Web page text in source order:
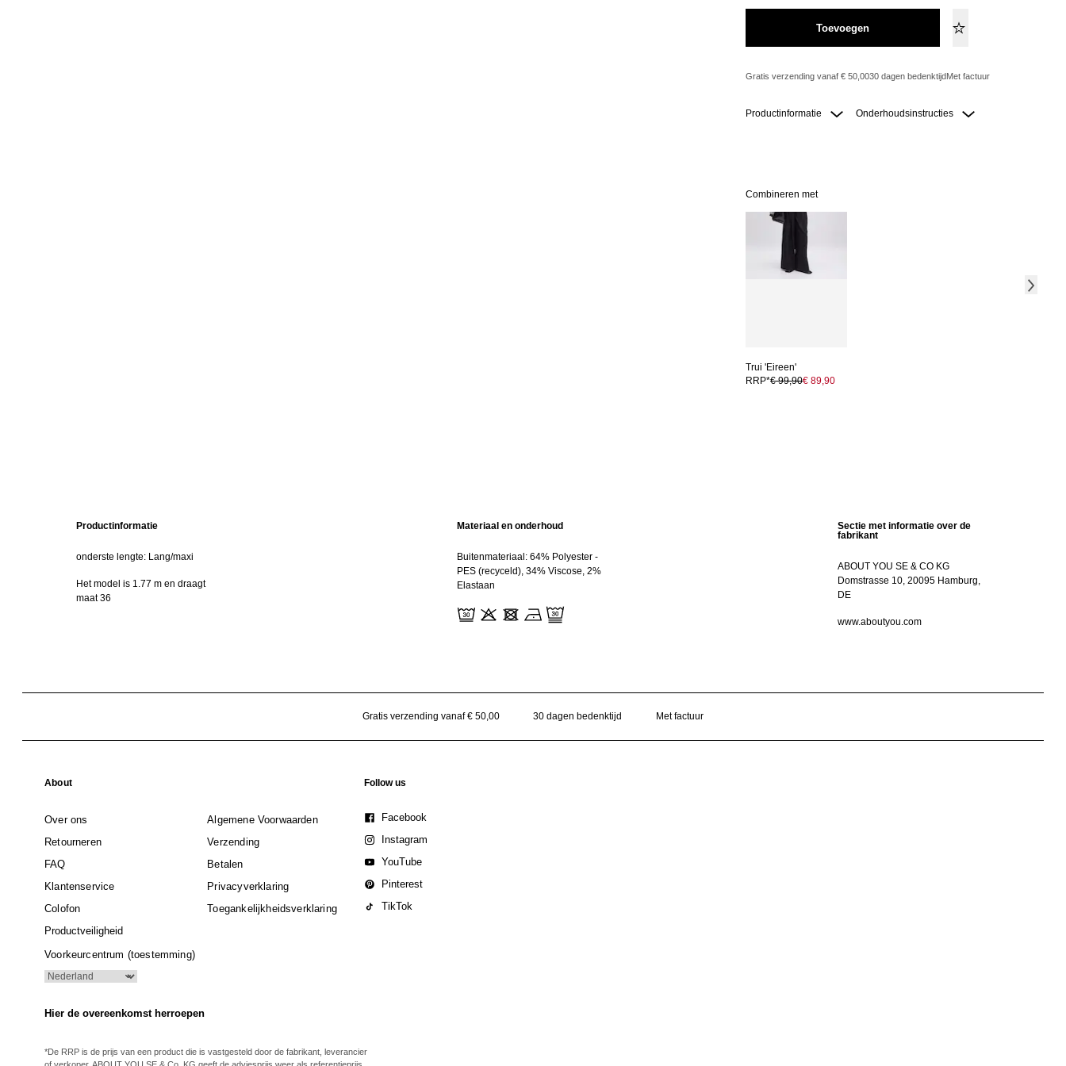
Toevoegen
Gratis verzending vanaf € 50,0030 dagen bedenktijdMet factuur
Productinformatie Onderhoudsinstructies
Combineren met
Trui 'Eireen'
RRP*€ 99,90€ 89,90
Productinformatie
onderste lengte: Lang/maxi
Het model is 1.77 m en draagt
maat 36
Materiaal en onderhoud
Buitenmateriaal: 64% Polyester -
PES (recyceld), 34% Viscose, 2%
Elastaan
Sectie met informatie over de
fabrikant
ABOUT YOU SE & CO KG
Domstrasse 10, 20095 Hamburg,
DE
www.aboutyou.com
Gratis verzending vanaf € 50,00 30 dagen bedenktijd Met factuur
About
Over ons
Algemene Voorwaarden
Retourneren
Verzending
FAQ
Betalen
Klantenservice
Privacyverklaring
Colofon
Toegankelijkheidsverklaring
Productveiligheid
Voorkeurcentrum (toestemming)
Hier de overeenkomst herroepen
*De RRP is de prijs van een product die is vastgesteld door de fabrikant, leverancier
Follow us
Facebook
Instagram
YouTube
Pinterest
TikTok